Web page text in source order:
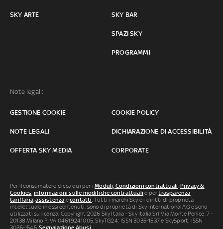
SKY ARTE SKY BAR
SPAZI SKY
PROGRAMMI
Note legali:
GESTIONE COOKIE COOKIE POLICY
NOTE LEGALI DICHIARAZIONE DI ACCESSIBILITÀ
OFFERTA SKY MEDIA CORPORATE
Per il consumatore clicca qui per iModuli, Condizioni contrattuali, Privacy &
Cookies, informazioni sulle modifiche contrattuali o pertrasparenza
tariffaria,assistenza econtatti. Tutti i marchi Sky e i diritti di proprietà
intellettuale in essi contenuti, sono di proprietà di Sky international AG e sono
utilizzati su licenza. Copyright 2026 Sky Italia - Sky Italia Srl Via Monte Penice, 7 -
20138 Milano P.IVA 04619241005. SkyTG24: ISSN 3035-1537 e SkySport: ISSN
3035-1545.Segnalazione Abusi